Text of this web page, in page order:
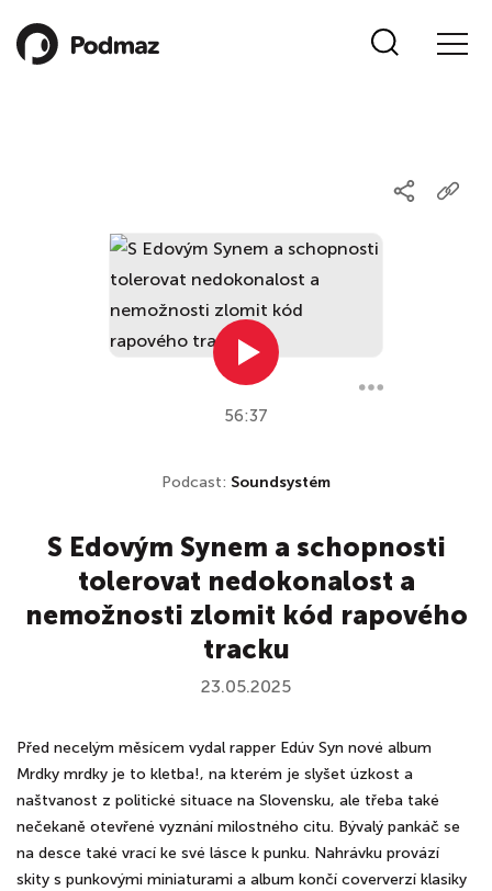
56:37
Podcast: Soundsystém
S Edovým Synem a schopnosti
tolerovat nedokonalost a
nemožnosti zlomit kód rapového
tracku
23.05.2025
Před necelým měsícem vydal rapper Edúv Syn nové album
Mrdky mrdky je to kletba!, na kterém je slyšet úzkost a
naštvanost z politické situace na Slovensku, ale třeba také
nečekaně otevřené vyznání milostného citu. Bývalý pankáč se
na desce také vrací ke své lásce k punku. Nahrávku provází
skity s punkovými miniaturami a album končí coververzí klasiky